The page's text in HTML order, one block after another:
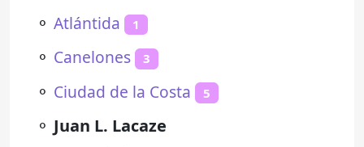
⚬ Atlántida 1
⚬ Canelones 3
⚬ Ciudad de la Costa 5
⚬ Juan L. Lacaze